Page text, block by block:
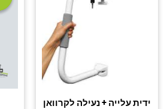
ידית עלייה + נעילה לקרוואן